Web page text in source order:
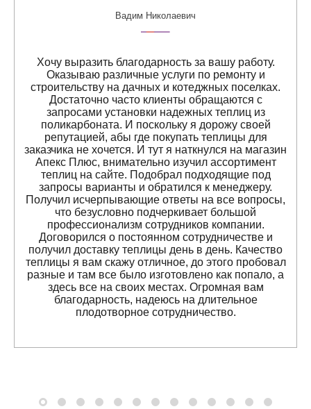
Вадим Николаевич
Хочу выразить благодарность за вашу работу.
Оказываю различные услуги по ремонту и
строительству на дачных и котеджных поселках.
Достаточно часто клиенты обращаются с
запросами установки надежных теплиц из
поликарбоната. И поскольку я дорожу своей
репутацией, абы где покупать теплицы для
заказчика не хочется. И тут я наткнулся на магазин
Апекс Плюс, внимательно изучил ассортимент
теплиц на сайте. Подобрал подходящие под
запросы варианты и обратился к менеджеру.
Получил исчерпывающие ответы на все вопросы,
что безусловно подчеркивает большой
профессионализм сотрудников компании.
Договорился о постоянном сотрудничестве и
получил доставку теплицы день в день. Качество
теплицы я вам скажу отличное, до этого пробовал
разные и там все было изготовлено как попало, а
здесь все на своих местах. Огромная вам
благодарность, надеюсь на длительное
плодотворное сотрудничество.